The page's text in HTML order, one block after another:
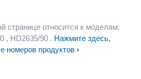
странице относится к моделям:
, HD2635/90 . Нажмите здесь,
номеров продуктов